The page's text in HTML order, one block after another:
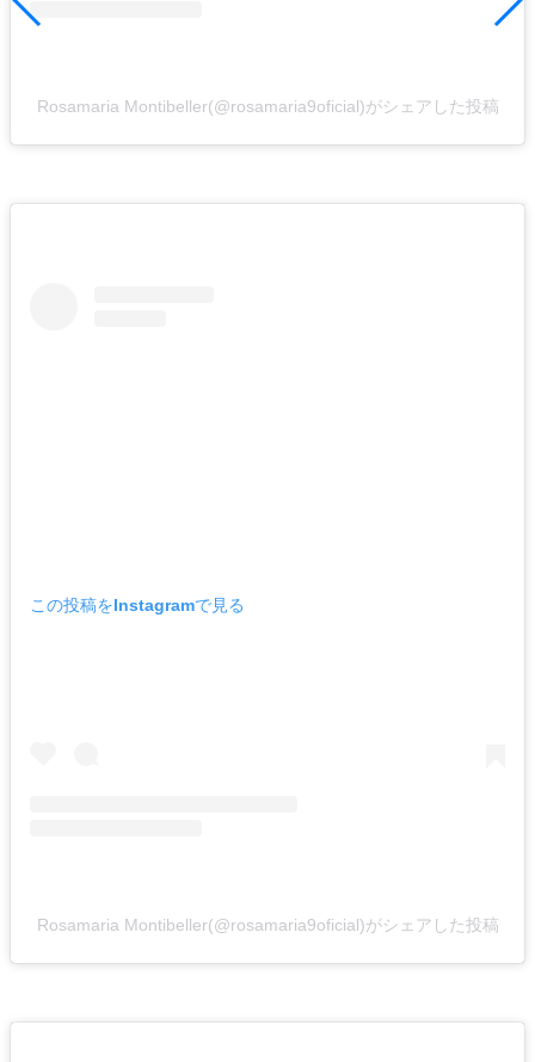
Rosamaria Montibeller(@rosamaria9oficial)がシェアした投稿
この投稿をInstagramで見る
Rosamaria Montibeller(@rosamaria9oficial)がシェアした投稿